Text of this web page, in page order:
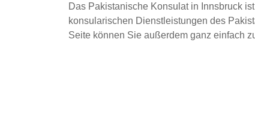
Das Pakistanische Konsulat in Innsbruck
konsularischen Dienstleistungen des
Seite können Sie außerdem ganz einfach